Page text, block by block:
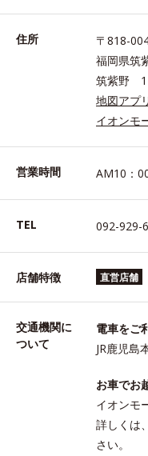
住所
〒818-
福岡県筑
筑紫野
地図アプ
イオンモ
営業時間 AM10：
TEL 092-929-
店舗特徴 直営店舗
交通機関に
ついて
電車をご
JR鹿児島
お車でお
イオンモ
詳しくは
さい。